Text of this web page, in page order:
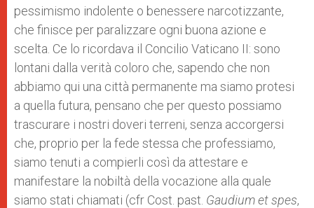
pessimismo indolente o benessere narcotizzante,
che finisce per paralizzare ogni buona azione e
scelta. Ce lo ricordava il Concilio Vaticano II: sono
lontani dalla verità coloro che, sapendo che non
abbiamo qui una città permanente ma siamo protesi
a quella futura, pensano che per questo possiamo
trascurare i nostri doveri terreni, senza accorgersi
che, proprio per la fede stessa che professiamo,
siamo tenuti a compierli così da attestare e
manifestare la nobiltà della vocazione alla quale
siamo stati chiamati (cfr Cost. past. Gaudium et spes,